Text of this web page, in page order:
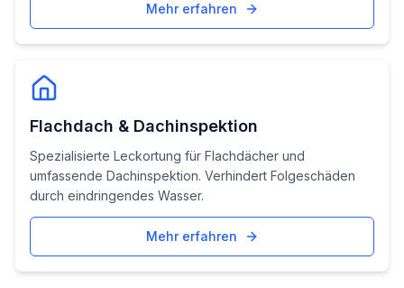
Mehr erfahren
Flachdach & Dachinspektion
Spezialisierte Leckortung für Flachdächer und
umfassende Dachinspektion. Verhindert Folgeschäden
durch eindringendes Wasser.
Mehr erfahren